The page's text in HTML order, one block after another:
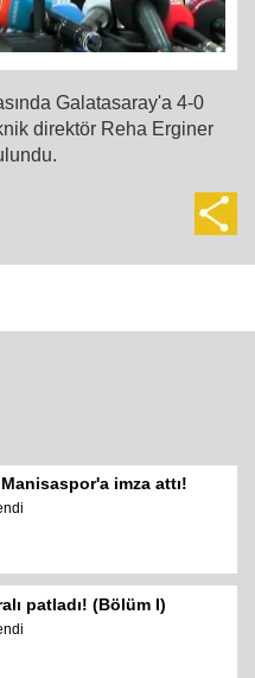
Galatasaray'a 4-0
direktör Reha Erginer
imza attı!
patladı! (Bölüm I)